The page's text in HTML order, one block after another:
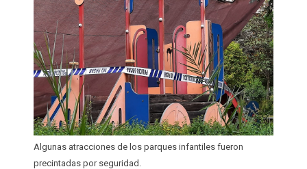
Algunas atracciones de los parques infantiles fueron
precintadas por seguridad.